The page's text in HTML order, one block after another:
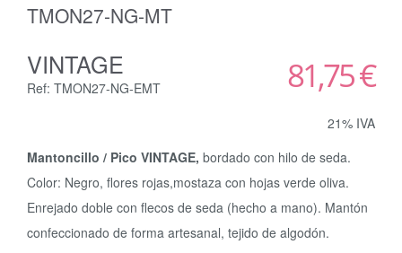
TMON27-NG-MT
VINTAGE
Ref: TMON27-NG-EMT 81,75 €
21% IVA
Mantoncillo / Pico VINTAGE, bordado con hilo de seda.
Color: Negro, flores rojas,mostaza con hojas verde oliva.
Enrejado doble con flecos de seda (hecho a mano). Mantón
confeccionado de forma artesanal, tejido de algodón.